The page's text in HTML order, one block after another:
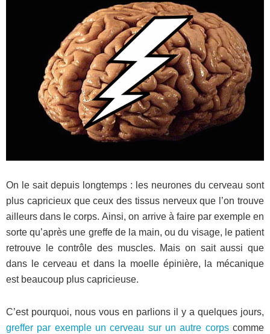
On le sait depuis longtemps : les neurones du cerveau sont
plus capricieux que ceux des tissus nerveux que l’on trouve
ailleurs dans le corps. Ainsi, on arrive à faire par exemple en
sorte qu’après une greffe de la main, ou du visage, le patient
retrouve le contrôle des muscles. Mais on sait aussi que
dans le cerveau et dans la moelle épinière, la mécanique
est beaucoup plus capricieuse.
C’est pourquoi, nous vous en parlions il y a quelques jours,
greffer par exemple un cerveau sur un autre corpscomme